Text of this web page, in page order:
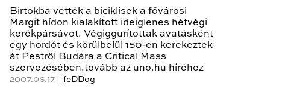
Birtokba vették a biciklisek a fővárosi
Margit hídon kialakított ideiglenes hétvégi
kerékpársávot. Végiggurítottak avatásként
egy hordót és körülbelül 150-en kerekeztek
át Pestről Budára a Critical Mass
szervezésében.tovább az uno.hu híréhez
2007.06.17 | feDDog